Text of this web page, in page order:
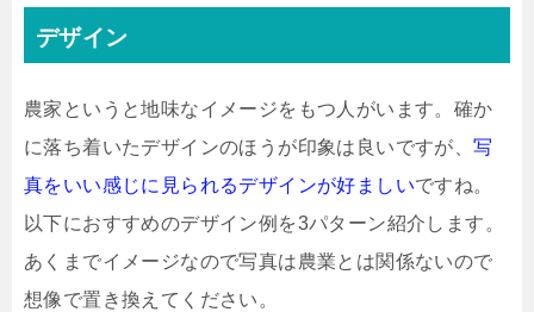
デザイン
農家というと地味なイメージをもつ人がいます。確か
に落ち着いたデザインのほうが印象は良いですが、写
真をいい感じに見られるデザインが好ましいですね。
以下におすすめのデザイン例を3パターン紹介します。
あくまでイメージなので写真は農業とは関係ないので
想像で置き換えてください。